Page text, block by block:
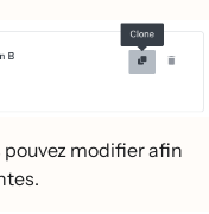
pouvez modifier afin